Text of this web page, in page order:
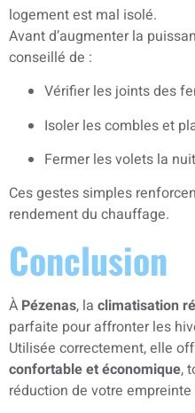
logement est mal isolé.
Avant d’augmenter la
conseillé de :
Vérifier les joints des
Isoler les combles et
Fermer les volets la
Ces gestes simples
rendement du chauffage.
Conclusion
À Pézenas, la climatisation
parfaite pour affronter les
Utilisée correctement, elle
confortable et économique,
réduction de votre empreinte